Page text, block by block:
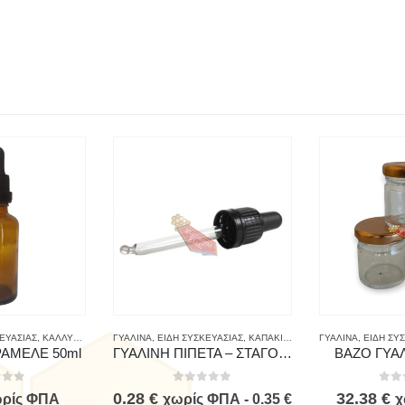
, ΚΑΛΛΥΝΤΙΚΑ - Α' ΥΛΕΣ ,ΜΕΛΙΣΣΟΚΟΜΙΚΟΣ ΕΞΟΠΛΙΣΜΟΣ ΠΡΟΙΟΝΤΑ ΜΕΛΙΣΣΑΣ
50ml
ΦΠΑ
ΓΥΑΛΙΝΑ, ΕΙΔΗ ΣΥΣΚΕΥΑΣΙΑΣ, ΚΑΠΑΚΙΑ - ΠΩΜΑΤΑ ,
ΓΥΑΛΙΝΗ ΠΙΠΕΤΑ – ΣΤΑΓΟΝΟΜΕΤΡΟ
0.28 € χωρίς ΦΠΑ - 0.35 €
ΓΥΑΛΙΝΑ, ΕΙΔΗ
ΒΑΖΟ
32.38 €